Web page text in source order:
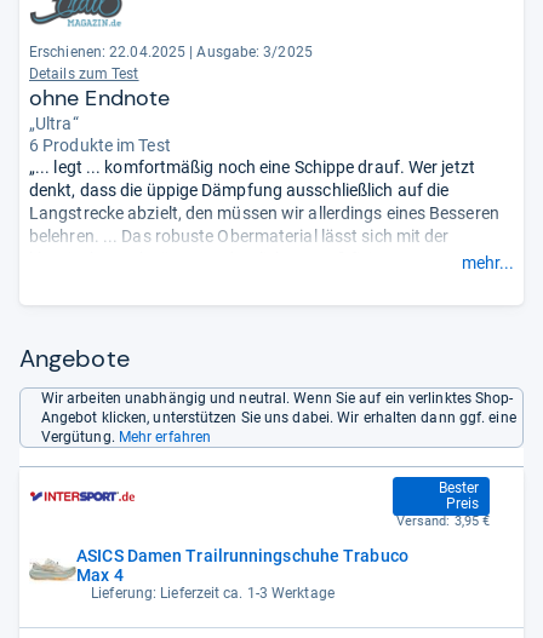
Erschienen: 22.04.2025
Ausgabe: 3/2025
Details zum Test
ohne Endnote
„Ultra“
6 Produkte im Test
„... legt ... komfortmäßig noch eine Schippe drauf. Wer jetzt
denkt, dass die üppige Dämpfung ausschließlich auf die
Langstrecke abzielt, den müssen wir allerdings eines Besseren
belehren. ... Das robuste Obermaterial lässt sich mit der
klassischen Schnürung ordentlich am Fuß fixieren. Insgesamt
sehr zugutekommt. Die Asicsgrip-Außensohle packt ... satt zu
Rockershapes ordentlich voran. Einen Haken gibt es: Der
perfekte Abrollpunkt im Uphill ist bei der Konstruktion etwas
außer Acht gelassen worden. Das liegt an dem abrupt
abfallenden Sohlenaufbau, der einen für einen kleinen Moment
ins Leere treten lässt. ... Vor allem schwere Läuferinnen und
Läufer mit breiten Füßen werden im Trabuco Max sehr glücklich
werden.“
mehr...
Angebote
Wir arbeiten unabhängig und neutral. Wenn Sie auf ein verlinktes Shop-
Angebot klicken, unterstützen Sie uns dabei. Wir erhalten dann ggf. eine
Vergütung. Mehr erfahren
ASICS Damen Trailrunningschuhe Trabuco
Max 4
Lieferung: Lieferzeit ca. 1-3 Werktage
Bester
Preis
129,90 €
Versand: 3,95 €